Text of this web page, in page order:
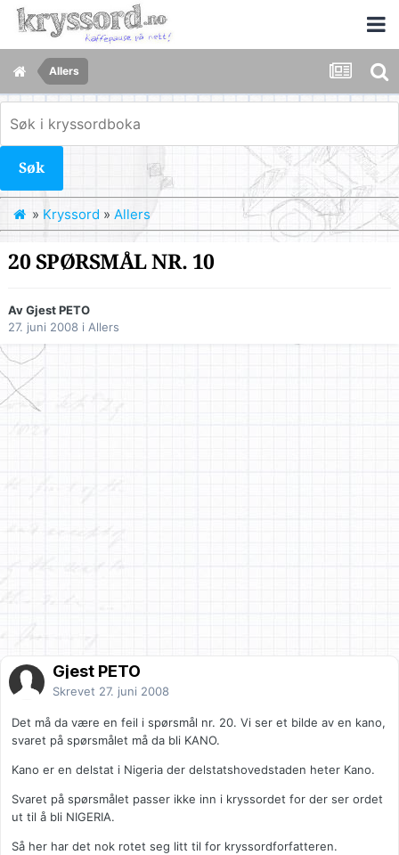
Allers
Søk
» Kryssord » Allers
20 SPØRSMÅL NR. 10
Av Gjest PETO
27. juni 2008 i Allers
Gjest PETO
Skrevet 27. juni 2008
Det må da være en feil i spørsmål nr. 20. Vi ser et bilde av en kano,
svaret på spørsmålet må da bli KANO.
Kano er en delstat i Nigeria der delstatshovedstaden heter Kano.
Svaret på spørsmålet passer ikke inn i kryssordet for der ser ordet
ut til å bli NIGERIA.
Så her har det nok rotet seg litt til for kryssordforfatteren.